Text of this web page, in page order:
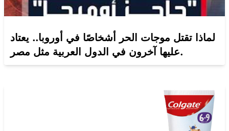
لماذا تقتل موجات الحر أشخاصًا في أوروبا.. يعتاد
عليها آخرون في الدول العربية مثل مصر.